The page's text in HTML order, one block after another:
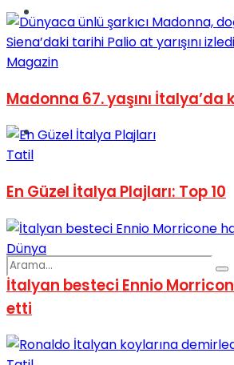
Podcast
Magazin
Madonna 67. yaşını İtalya’da
Tatil
En Güzel İtalya Plajları: Top 10
Dünya
İtalyan besteci Ennio
etti